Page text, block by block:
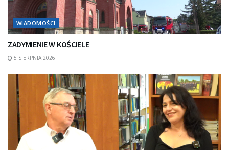
WIADOMOŚCI
ZADYMIENIE W KOŚCIELE
5 SIERPNIA 2026